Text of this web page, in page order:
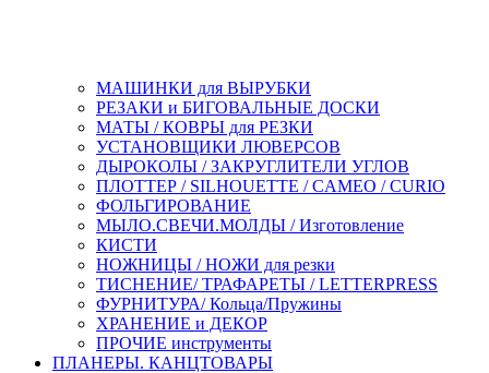
МАШИНКИ для ВЫРУБКИ
РЕЗАКИ и БИГОВАЛЬНЫЕ ДОСКИ
МАТЫ / КОВРЫ для РЕЗКИ
УСТАНОВЩИКИ ЛЮВЕРСОВ
ДЫРОКОЛЫ / ЗАКРУГЛИТЕЛИ УГЛОВ
ПЛОТТЕР / SILHOUETTE / CAMEO / CURIO
ФОЛЬГИРОВАНИЕ
МЫЛО.СВЕЧИ.МОЛДЫ / Изготовление
КИСТИ
НОЖНИЦЫ / НОЖИ для резки
ТИСНЕНИЕ/ ТРАФАРЕТЫ / LETTERPRESS
ФУРНИТУРА/ Кольца/Пружины
ХРАНЕНИЕ и ДЕКОР
ПРОЧИЕ инструменты
ПЛАНЕРЫ. КАНЦТОВАРЫ